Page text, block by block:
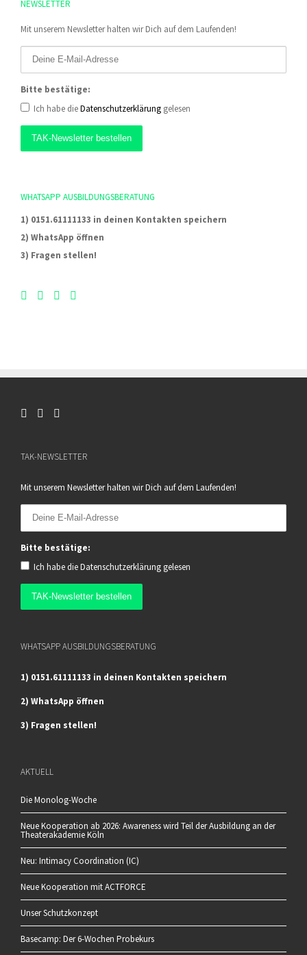
NEWSLETTER
Mit unserem Newsletter halten wir Dich auf dem Laufenden!
Bitte bestätige:
Ich habe dieDatenschutzerklärung gelesen
WHATSAPP AUSBILDUNGSBERATUNG
1) 0151.61111133 in deinen Kontakten speichern
2) WhatsApp öffnen
3) Fragen stellen!
TAK-NEWSLETTER
Mit unserem Newsletter halten wir Dich auf dem Laufenden!
Bitte bestätige:
Ich habe dieDatenschutzerklärung gelesen
WHATSAPP AUSBILDUNGSBERATUNG
1) 0151.61111133 in deinen Kontakten speichern
2) WhatsApp öffnen
3) Fragen stellen!
AKTUELL
Die Monolog-Woche
Neue Kooperation ab 2026: Awareness wird Teil der Ausbildung an der
Theaterakademie Köln
Neu: Intimacy Coordination (IC)
Neue Kooperation mit ACTFORCE
Unser Schutzkonzept
Basecamp: Der 6-Wochen Probekurs